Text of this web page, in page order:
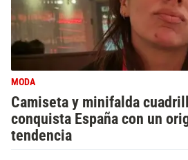
MODA
Camiseta y minifalda
conquista España con un
tendencia